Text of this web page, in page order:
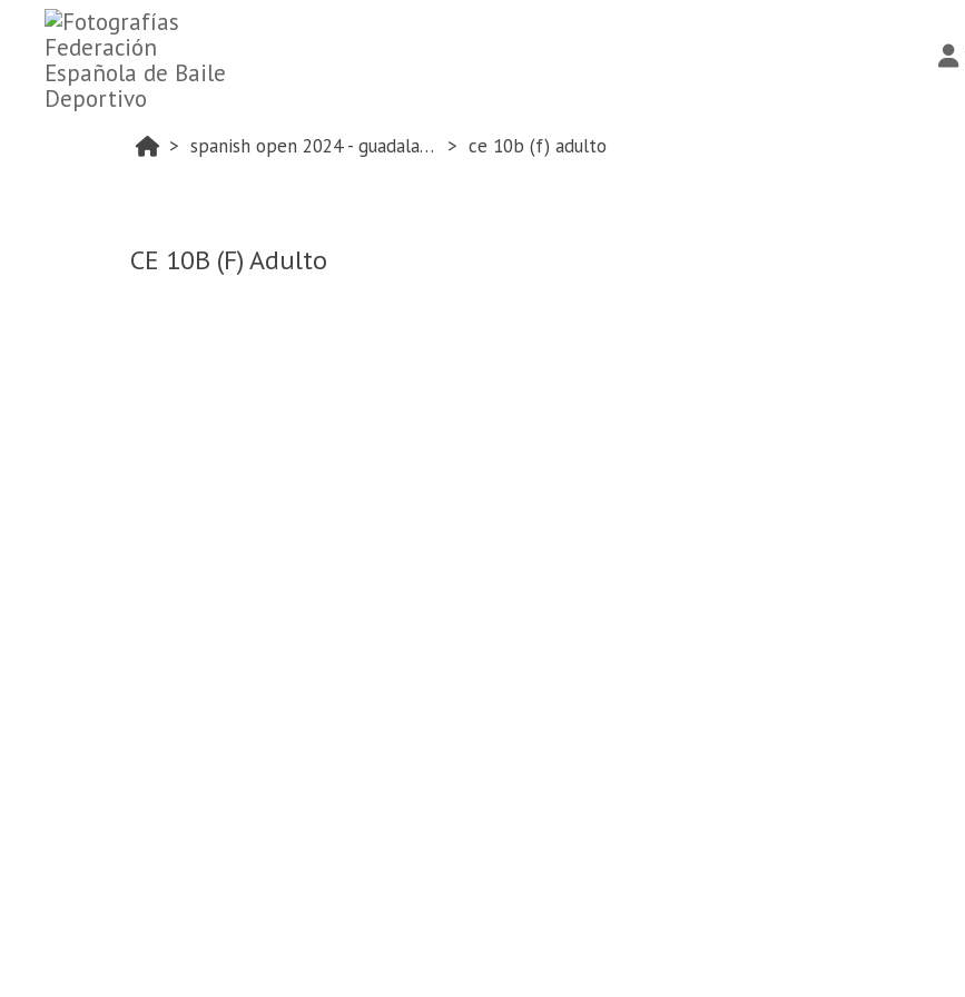
spanish open 2024 - guadalajara ce 10b (f) adulto
CE 10B (F) Adulto